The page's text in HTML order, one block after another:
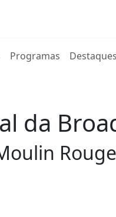
Programas Destaques
da